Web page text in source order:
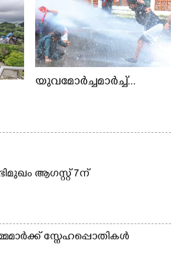
യുവമോർച്ചമാർച്ച്...
ആഗസ്റ്റ് 7ന്
സ്നേഹപ്പൊതികൾ